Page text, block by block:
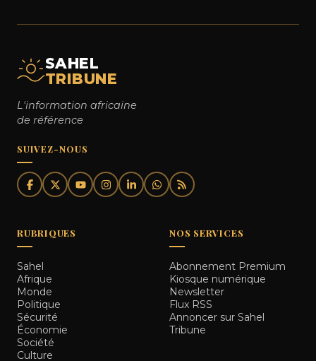
SAHEL
TRIBUNE
L'information africaine
de référence
SUIVEZ-NOUS
RUBRIQUES
Sahel
Afrique
Monde
Politique
Sécurité
Économie
Société
Culture
NOS SERVICES
Abonnement Premium
Kiosque numérique
Newsletter
Flux RSS
Annoncer sur Sahel
Tribune